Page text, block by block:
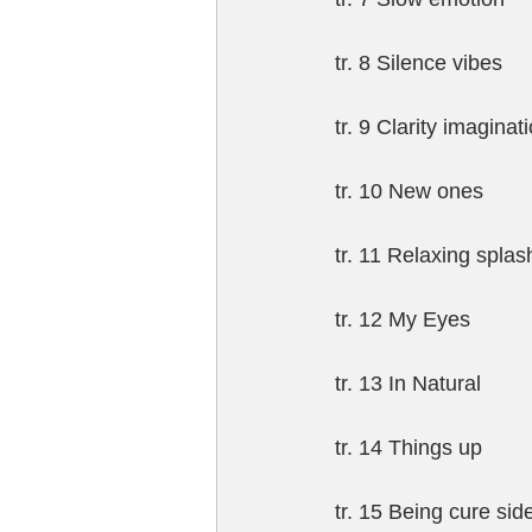
tr. 8 Silence vibes
tr. 9 Clarity
tr. 10 New ones
tr. 11 Relaxing
tr. 12 My Eyes
tr. 13 In Natural
tr. 14 Things up
tr. 15 Being cure